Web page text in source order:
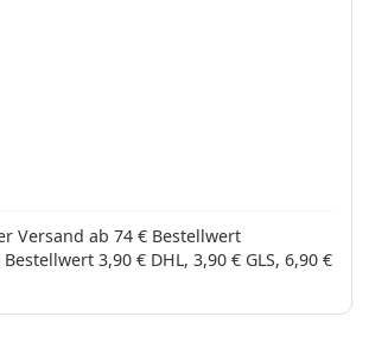
Versand ab 74 € Bestellwert
3,90 € DHL, 3,90 € GLS, 6,90 €